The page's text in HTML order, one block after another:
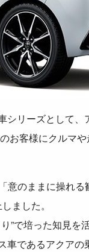
リーズとして、
お客様にクルマ
のままに操れ
ました。
”で培った知見
であるアクア